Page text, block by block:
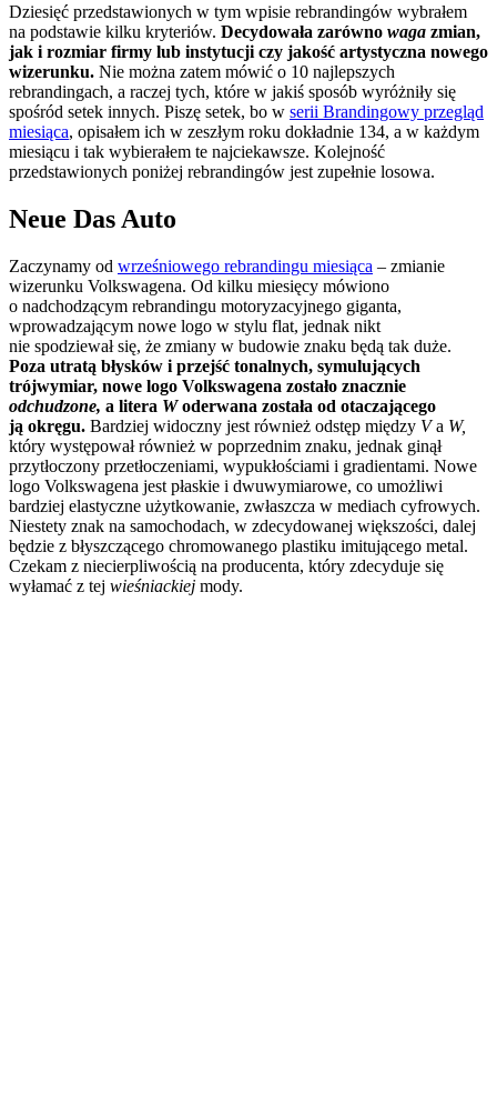
Dziesięć przedstawionych w tym wpisie rebrandingów wybrałem
na podstawie kilku kryteriów. Decydowała zarówno waga zmian,
jak i rozmiar firmy lub instytucji czy jakość artystyczna nowego
wizerunku. Nie można zatem mówić o 10 najlepszych
rebrandingach, a raczej tych, które w jakiś sposób wyróżniły się
spośród setek innych. Piszę setek, bo w serii Brandingowy przegląd
miesiąca, opisałem ich w zeszłym roku dokładnie 134, a w każdym
miesiącu i tak wybierałem te najciekawsze. Kolejność
przedstawionych poniżej rebrandingów jest zupełnie losowa.
Neue Das Auto
Zaczynamy od wrześniowego rebrandingu miesiąca – zmianie
wizerunku Volkswagena. Od kilku miesięcy mówiono
o nadchodzącym rebrandingu motoryzacyjnego giganta,
wprowadzającym nowe logo w stylu flat, jednak nikt
nie spodziewał się, że zmiany w budowie znaku będą tak duże.
Poza utratą błysków i przejść tonalnych, symulujących
trójwymiar, nowe logo Volkswagena zostało znacznie
odchudzone, a litera Woderwana została od otaczającego
ją okręgu. Bardziej widoczny jest również odstęp między Va W,
który występował również w poprzednim znaku, jednak ginął
przytłoczony przetłoczeniami, wypukłościami i gradientami. Nowe
logo Volkswagena jest płaskie i dwuwymiarowe, co umożliwi
bardziej elastyczne użytkowanie, zwłaszcza w mediach cyfrowych.
Niestety znak na samochodach, w zdecydowanej większości, dalej
będzie z błyszczącego chromowanego plastiku imitującego metal.
Czekam z niecierpliwością na producenta, który zdecyduje się
wyłamać z tej wieśniackiej mody.